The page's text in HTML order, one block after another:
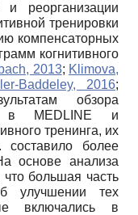
реорганизации
тренировки
компенсаторных
когнитивного
2013; Klimova,
Baddeley, 2016;
обзора
в MEDLINE и
тренинга, их
более
основе анализа
что большая часть
улучшении тех
включались в